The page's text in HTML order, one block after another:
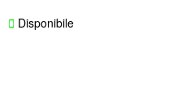
Disponibile